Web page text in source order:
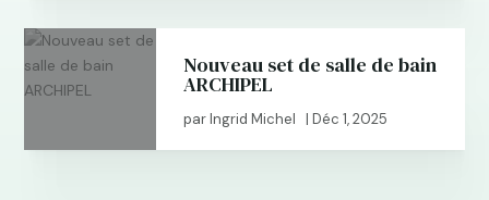
Nouveau set de salle de bain
ARCHIPEL
parIngrid Michel |Déc 1, 2025